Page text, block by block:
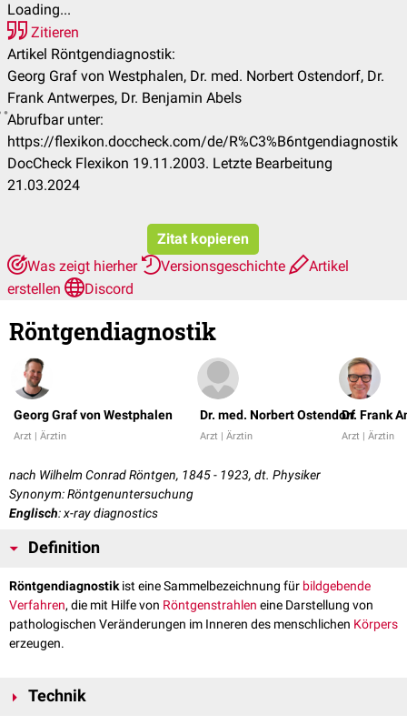
Loading...
Zitieren
Artikel Röntgendiagnostik:
Georg Graf von Westphalen, Dr. med. Norbert Ostendorf, Dr.
Frank Antwerpes, Dr. Benjamin Abels
Abrufbar unter:
https://flexikon.doccheck.com/de/R%C3%B6ntgendiagnostik
DocCheck Flexikon 19.11.2003. Letzte Bearbeitung
21.03.2024
Zitat kopieren
Was zeigt hierher
Versionsgeschichte
Artikel
erstellen
Discord
Röntgendiagnostik
Georg Graf von Westphalen
Arzt | Ärztin
Dr. med. Norbert Ostendorf
Arzt | Ärztin
Dr. Frank
Arzt | Ärztin
nach Wilhelm Conrad Röntgen, 1845 - 1923, dt. Physiker
Synonym: Röntgenuntersuchung
Englisch: x-ray diagnostics
Definition
Röntgendiagnostikist eine Sammelbezeichnung für bildgebende
Verfahren, die mit Hilfe von Röntgenstrahlen eine Darstellung von
pathologischen Veränderungen im Inneren des menschlichen Körpers
erzeugen.
Technik